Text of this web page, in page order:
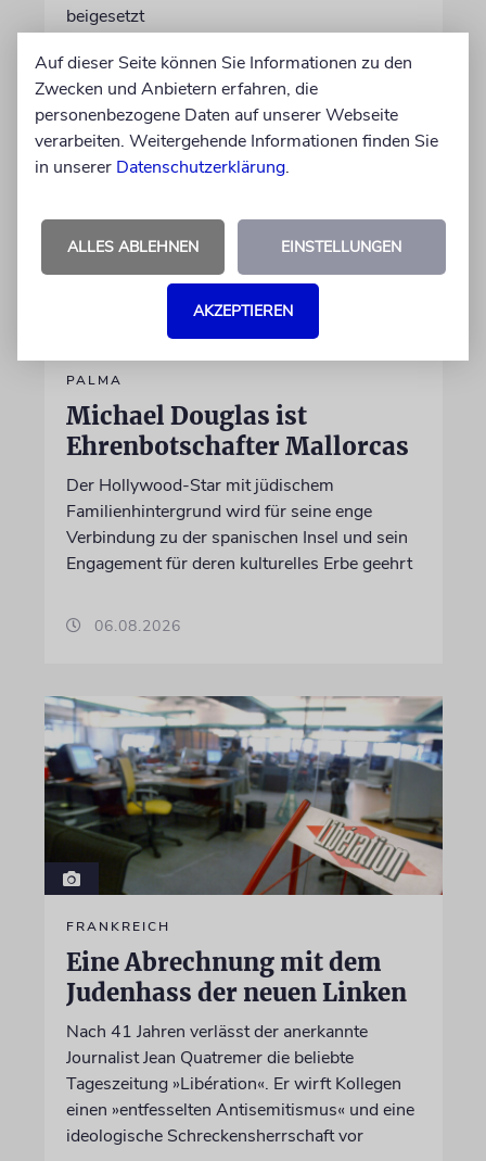
beigesetzt
06.08.2026
PALMA
Michael Douglas ist
Ehrenbotschafter Mallorcas
Der Hollywood-Star mit jüdischem
Familienhintergrund wird für seine enge
Verbindung zu der spanischen Insel und sein
Engagement für deren kulturelles Erbe geehrt
06.08.2026
FRANKREICH
Eine Abrechnung mit dem
Judenhass der neuen Linken
Nach 41 Jahren verlässt der anerkannte
Journalist Jean Quatremer die beliebte
Tageszeitung »Libération«. Er wirft Kollegen
einen »entfesselten Antisemitismus« und eine
ideologische Schreckensherrschaft vor
Auf dieser Seite können Sie Informationen zu den
Zwecken und Anbietern erfahren, die
personenbezogene Daten auf unserer Webseite
verarbeiten. Weitergehende Informationen finden Sie
in unserer Datenschutzerklärung.
ALLES ABLEHNEN EINSTELLUNGEN
AKZEPTIEREN